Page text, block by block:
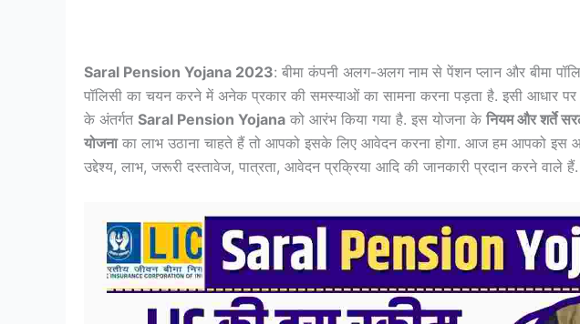
Saral Pension Yojana 2023: बीमा कंपनी अलग-अलग नाम से पेंशन प्लान और बीमा
पॉलिसी का चयन करने में अनेक प्रकार की समस्याओं का सामना करना पड़ता है. इसी आधार
के अंतर्गत Saral Pension Yojana को आरंभ किया गया है. इस योजना के नियम और शर्ते
योजनाका लाभ उठाना चाहते हैं तो आपको इसके लिए आवेदन करना होगा. आज हम आपको इस
उद्देश्य, लाभ, जरूरी दस्तावेज, पात्रता, आवेदन प्रक्रिया आदि की जानकारी प्रदान करने वाले हैं.